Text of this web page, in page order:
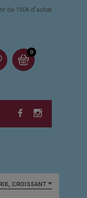
de 150€ d'achat
0
CROISSANT